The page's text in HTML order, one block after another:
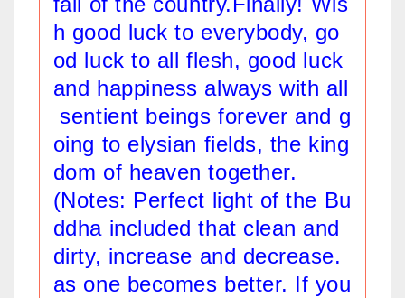
h good luck to everybody, go
od luck to all flesh, good luck
and happiness always with all
sentient beings forever and g
oing to elysian fields, the king
dom of heaven together.
(Notes: Perfect light of the Bu
ddha included that clean and
dirty, increase and decrease.
as one becomes better. If you